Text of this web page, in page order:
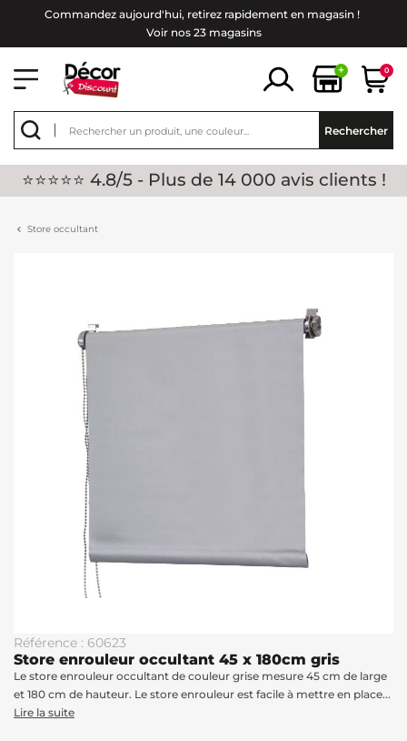
Commandez aujourd'hui, retirez rapidement en magasin !
Voir nos 23 magasins
+ 0
Rechercher
⭐⭐⭐⭐⭐ 4.8/5 - Plus de 14 000 avis clients !
Store occultant
Référence : 60623
Store enrouleur occultant 45 x 180cm gris
Le store enrouleur occultant de couleur grise mesure 45 cm de large
et 180 cm de hauteur. Le store enrouleur est facile à mettre en place...
Lire la suite